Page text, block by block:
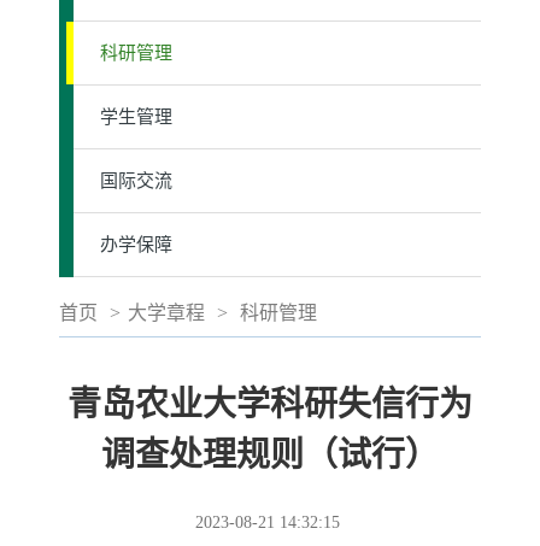
科研管理
学生管理
国际交流
办学保障
首页 > 大学章程 > 科研管理
青岛农业大学科研失信行为
调查处理规则（试行）
2023-08-21 14:32:15